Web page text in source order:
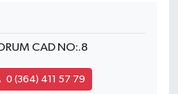
CAD NO:.8
0 (364) 411 57 79